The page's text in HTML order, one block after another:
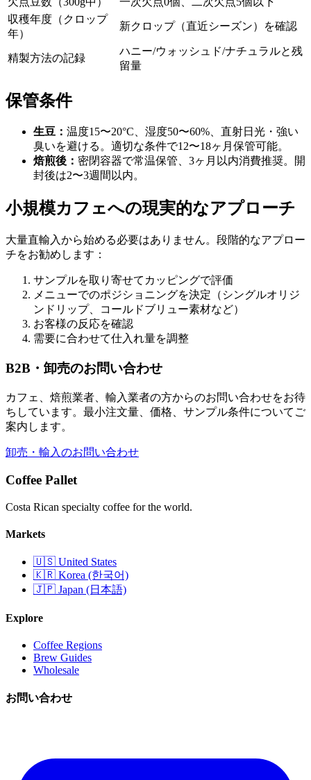
収穫年度（クロップ
年）
新クロップ（直近シーズン）を確認
精製方法の記録
ハニー/ウォッシュド/ナチュラルと残
留量
保管条件
生豆： 温度15〜20°C、湿度50〜60%、直射日光・強い
臭いを避ける。適切な条件で12〜18ヶ月保管可能。
焙煎後： 密閉容器で常温保管、3ヶ月以内消費推奨。開
封後は2〜3週間以内。
小規模カフェへの現実的なアプローチ
大量直輸入から始める必要はありません。段階的なアプロー
チをお勧めします：
サンプルを取り寄せてカッピングで評価
メニューでのポジショニングを決定（シングルオリジ
ンドリップ、コールドブリュー素材など）
お客様の反応を確認
需要に合わせて仕入れ量を調整
B2B・卸売のお問い合わせ
カフェ、焙煎業者、輸入業者の方からのお問い合わせをお待
ちしています。最小注文量、価格、サンプル条件についてご
案内します。
卸売・輸入のお問い合わせ
Coffee Pallet
Costa Rican specialty coffee for the world.
Markets
🇺🇸 United States
🇰🇷 Korea (한국어)
🇯🇵 Japan (日本語)
Explore
Coffee Regions
Brew Guides
Wholesale
お問い合わせ